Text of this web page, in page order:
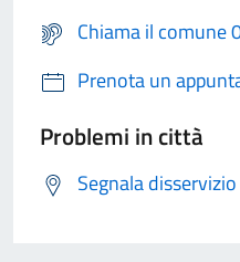
Chiama il comune
Prenota un
Problemi in città
Segnala disservizio